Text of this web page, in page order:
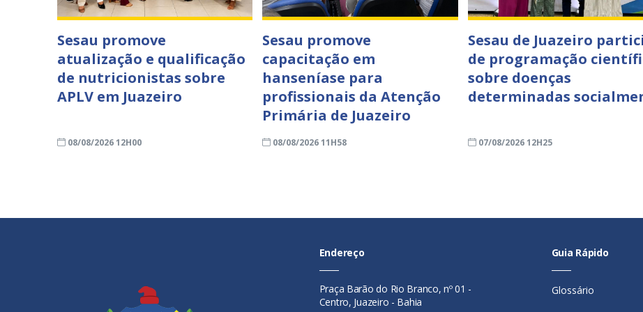
Sesau promove
atualização e qualificação
de nutricionistas sobre
APLV em Juazeiro
08/08/2026 12H00
Sesau promove
capacitação em
hanseníase para
profissionais da Atenção
Primária de Juazeiro
08/08/2026 11H58
Sesau de Juazeiro
de programação
sobre doenças
determinadas
07/08/2026 12H25
Endereço
Praça Barão do Rio Branco, nº 01 -
Centro, Juazeiro - Bahia
Guia Rápido
Glossário